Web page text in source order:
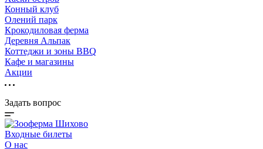
Конный клуб
Олений парк
Крокодиловая ферма
Деревня Альпак
Коттеджи и зоны BBQ
Кафе и магазины
Акции
Задать вопрос
Входные билеты
О нас